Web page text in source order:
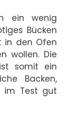
ein wenig
Bücken
in den Ofen
wollen. Die
somit ein
Backen,
im Test gut